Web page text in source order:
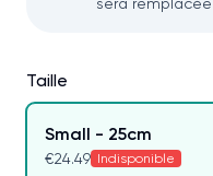
Taille
Small - 25cm
€24.49 Indisponible